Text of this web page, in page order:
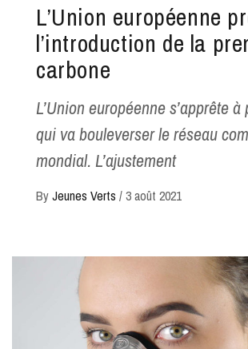
L’Union européenne
l’introduction de la
carbone
L’Union européenne s’apprête
qui va bouleverser le réseau
mondial. L’ajustement
ByJeunes Verts /3 août 2021